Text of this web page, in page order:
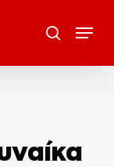
search
Menu